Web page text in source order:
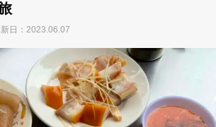
日：2023.06.07